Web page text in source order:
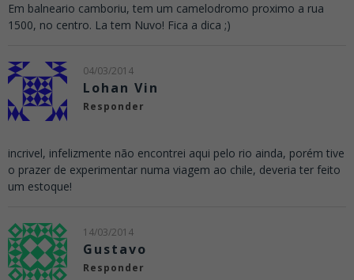
Em balneario camboriu, tem um camelodromo proximo a rua
1500, no centro. La tem Nuvo! Fica a dica ;)
04/03/2014
Lohan Vin
Responder
incrivel, infelizmente não encontrei aqui pelo rio ainda, porém tive
o prazer de experimentar numa viagem ao chile, deveria ter feito
um estoque!
14/03/2014
Gustavo
Responder